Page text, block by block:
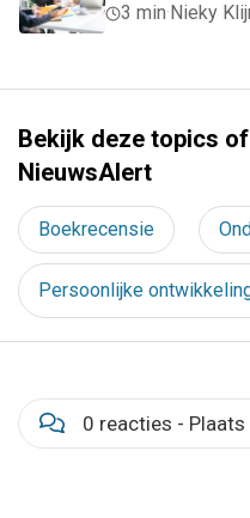
3 min· Nieky
Bekijk deze topics
NieuwsAlert
Boekrecensie
Persoonlijke
0 reacties -